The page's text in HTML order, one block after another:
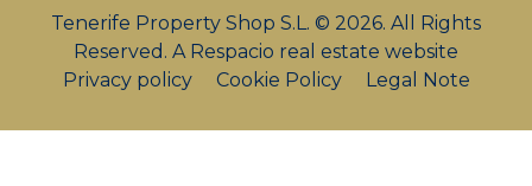
Tenerife Property Shop S.L. © 2026. All Rights
Reserved. A Respacio real estate website
Privacy policy
Cookie Policy Legal Note